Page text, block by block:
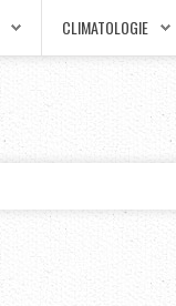
CLIMATOLOGIE